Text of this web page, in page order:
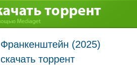
Франкенштейн (2025)
скачать торрент